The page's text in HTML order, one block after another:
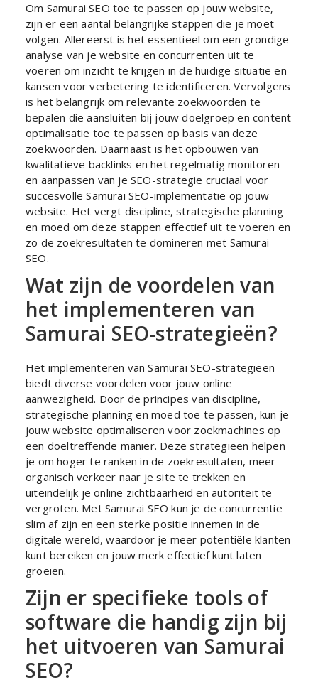
Om Samurai SEO toe te passen op jouw website,
zijn er een aantal belangrijke stappen die je moet
volgen. Allereerst is het essentieel om een grondige
analyse van je website en concurrenten uit te
voeren om inzicht te krijgen in de huidige situatie en
kansen voor verbetering te identificeren. Vervolgens
is het belangrijk om relevante zoekwoorden te
bepalen die aansluiten bij jouw doelgroep en content
optimalisatie toe te passen op basis van deze
zoekwoorden. Daarnaast is het opbouwen van
kwalitatieve backlinks en het regelmatig monitoren
en aanpassen van je SEO-strategie cruciaal voor
succesvolle Samurai SEO-implementatie op jouw
website. Het vergt discipline, strategische planning
en moed om deze stappen effectief uit te voeren en
zo de zoekresultaten te domineren met Samurai
SEO.
Wat zijn de voordelen van
het implementeren van
Samurai SEO-strategieën?
Het implementeren van Samurai SEO-strategieën
biedt diverse voordelen voor jouw online
aanwezigheid. Door de principes van discipline,
strategische planning en moed toe te passen, kun je
jouw website optimaliseren voor zoekmachines op
een doeltreffende manier. Deze strategieën helpen
je om hoger te ranken in de zoekresultaten, meer
organisch verkeer naar je site te trekken en
uiteindelijk je online zichtbaarheid en autoriteit te
vergroten. Met Samurai SEO kun je de concurrentie
slim af zijn en een sterke positie innemen in de
digitale wereld, waardoor je meer potentiële klanten
kunt bereiken en jouw merk effectief kunt laten
groeien.
Zijn er specifieke tools of
software die handig zijn bij
het uitvoeren van Samurai
SEO?